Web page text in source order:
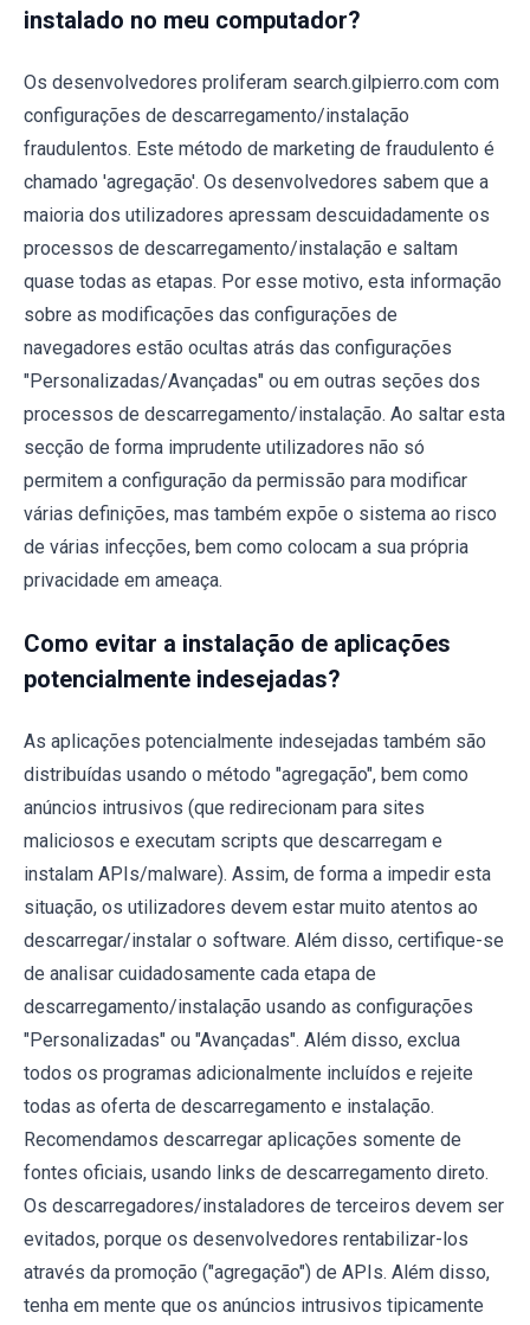
instalado no meu computador?
Os desenvolvedores proliferam search.gilpierro.com com
configurações de descarregamento/instalação
fraudulentos. Este método de marketing de fraudulento é
chamado 'agregação'. Os desenvolvedores sabem que a
maioria dos utilizadores apressam descuidadamente os
processos de descarregamento/instalação e saltam
quase todas as etapas. Por esse motivo, esta informação
sobre as modificações das configurações de
navegadores estão ocultas atrás das configurações
"Personalizadas/Avançadas" ou em outras seções dos
processos de descarregamento/instalação. Ao saltar esta
secção de forma imprudente utilizadores não só
permitem a configuração da permissão para modificar
várias definições, mas também expõe o sistema ao risco
de várias infecções, bem como colocam a sua própria
privacidade em ameaça.
Como evitar a instalação de aplicações
potencialmente indesejadas?
As aplicações potencialmente indesejadas também são
distribuídas usando o método "agregação", bem como
anúncios intrusivos (que redirecionam para sites
maliciosos e executam scripts que descarregam e
instalam APIs/malware). Assim, de forma a impedir esta
situação, os utilizadores devem estar muito atentos ao
descarregar/instalar o software. Além disso, certifique-se
de analisar cuidadosamente cada etapa de
descarregamento/instalação usando as configurações
"Personalizadas" ou "Avançadas". Além disso, exclua
todos os programas adicionalmente incluídos e rejeite
todas as oferta de descarregamento e instalação.
Recomendamos descarregar aplicações somente de
fontes oficiais, usando links de descarregamento direto.
Os descarregadores/instaladores de terceiros devem ser
evitados, porque os desenvolvedores rentabilizar-los
através da promoção ("agregação") de APIs. Além disso,
tenha em mente que os anúncios intrusivos tipicamente